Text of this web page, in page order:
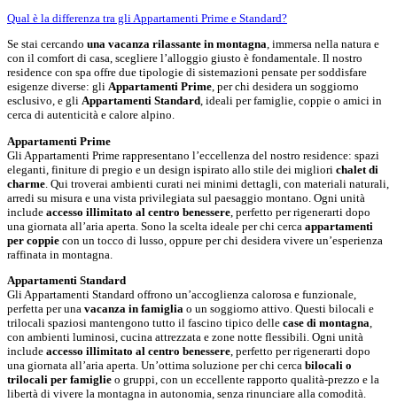
Qual è la differenza tra gli Appartamenti Prime e Standard?
Se stai cercando una vacanza rilassante in montagna, immersa nella natura e
con il comfort di casa, scegliere l’alloggio giusto è fondamentale. Il nostro
residence con spa offre due tipologie di sistemazioni pensate per soddisfare
esigenze diverse: gli Appartamenti Prime, per chi desidera un soggiorno
esclusivo, e gli Appartamenti Standard, ideali per famiglie, coppie o amici in
cerca di autenticità e calore alpino.
Appartamenti Prime
Gli Appartamenti Prime rappresentano l’eccellenza del nostro residence: spazi
eleganti, finiture di pregio e un design ispirato allo stile dei migliori chalet di
charme . Qui troverai ambienti curati nei minimi dettagli, con materiali naturali,
arredi su misura e una vista privilegiata sul paesaggio montano. Ogni unità
include accesso illimitato al centro benessere , perfetto per rigenerarti dopo
una giornata all’aria aperta. Sono la scelta ideale per chi cerca appartamenti
per coppie con un tocco di lusso, oppure per chi desidera vivere un’esperienza
raffinata in montagna.
Appartamenti Standard
Gli Appartamenti Standard offrono un’accoglienza calorosa e funzionale,
perfetta per una vacanza in famiglia o un soggiorno attivo. Questi bilocali e
trilocali spaziosi mantengono tutto il fascino tipico delle case di montagna,
con ambienti luminosi, cucina attrezzata e zone notte flessibili. Ogni unità
include accesso illimitato al centro benessere, perfetto per rigenerarti dopo
una giornata all’aria aperta. Un’ottima soluzione per chi cerca bilocali o
trilocali per famiglie o gruppi, con un eccellente rapporto qualità-prezzo e la
libertà di vivere la montagna in autonomia, senza rinunciare alla comodità.